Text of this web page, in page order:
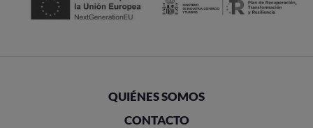
QUIÉNES SOMOS
CONTACTO